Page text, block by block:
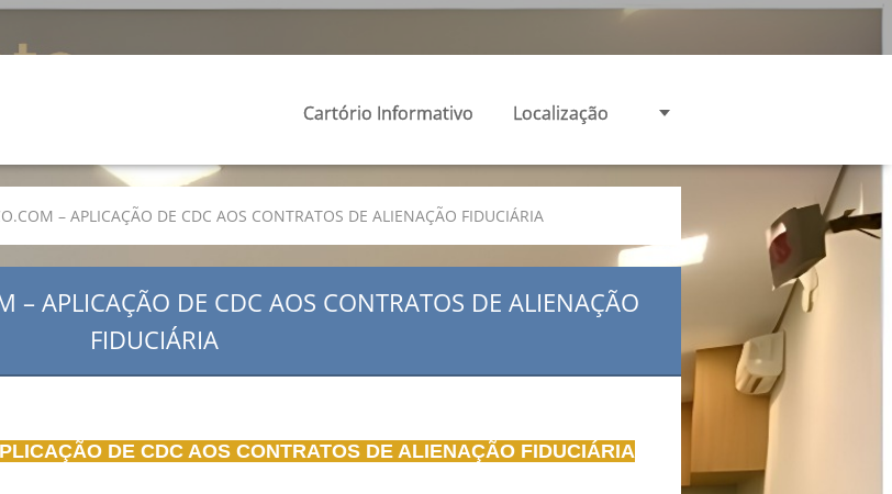
Cartório Informativo Localização
– APLICAÇÃO DE CDC AOS CONTRATOS DE ALIENAÇÃO FIDUCIÁRIA
– APLICAÇÃO DE CDC AOS CONTRATOS DE ALIENAÇÃO
FIDUCIÁRIA
DE CDC AOS CONTRATOS DE ALIENAÇÃO FIDUCIÁRIA